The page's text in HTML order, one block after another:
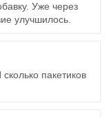
Уже через
улучшилось.
пакетиков